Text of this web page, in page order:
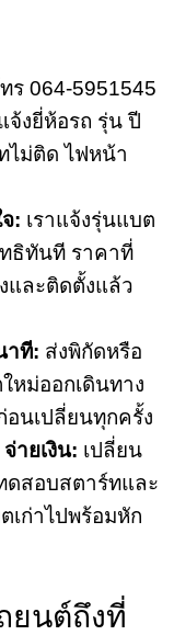
ร 064-5951545
จ้งยี่ห้อรถ รุ่น ปี
ไม่ติด ไฟหน้า
: เราแจ้งรุ่นแบต
ธิทันที ราคาที่
และติดตั้งแล้ว
าที: ส่งพิกัดหรือ
หม่ออกเดินทาง
อนเปลี่ยนทุกครั้ง
ายเงิน: เปลี่ยน
ดสอบสตาร์ทและ
เก่าไปพร้อมหัก
ยนต์ถึงที่